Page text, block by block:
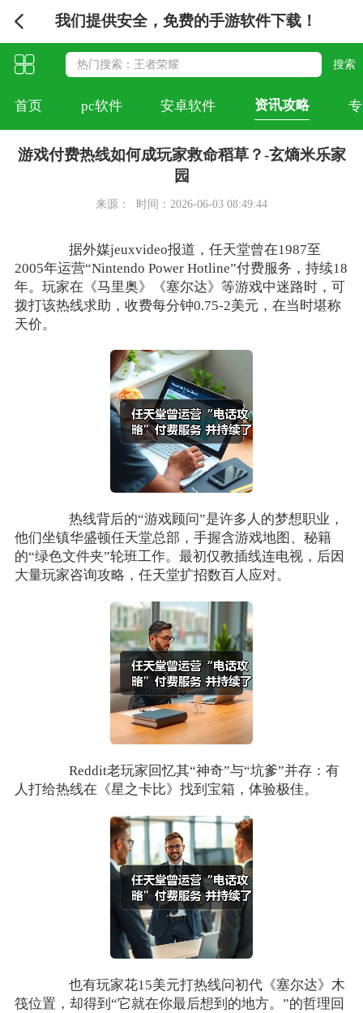
我们提供安全，免费的手游软件下载！
首页 pc软件 安卓软件 资讯攻略
游戏付费热线如何成玩家救命稻草？-玄熵米乐家
园
来源： 时间：2026-06-03 08:49:44
据外媒jeuxvideo报道，任天堂曾在1987至
2005年运营“Nintendo Power Hotline”付费服务，持续18
年。玩家在《马里奥》《塞尔达》等游戏中迷路时，可
拨打该热线求助，收费每分钟0.75-2美元，在当时堪称
天价。
热线背后的“游戏顾问”是许多人的梦想职业，
他们坐镇华盛顿任天堂总部，手握含游戏地图、秘籍
的“绿色文件夹”轮班工作。最初仅教插线连电视，后因
大量玩家咨询攻略，任天堂扩招数百人应对。
Reddit老玩家回忆其“神奇”与“坑爹”并存：有
人打给热线在《星之卡比》找到宝箱，体验极佳。
也有玩家花15美元打热线问初代《塞尔达》木
筏位置，却得到“它就在你最后想到的地方。”的哲理回